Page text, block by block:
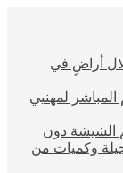
أراضٍ في
لمهنيي
الشيشة دون
وكميات من